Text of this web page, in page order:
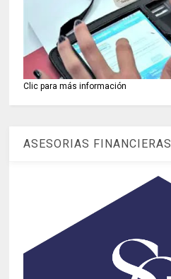
Clic para más información
ASESORIAS FINANCIERAS